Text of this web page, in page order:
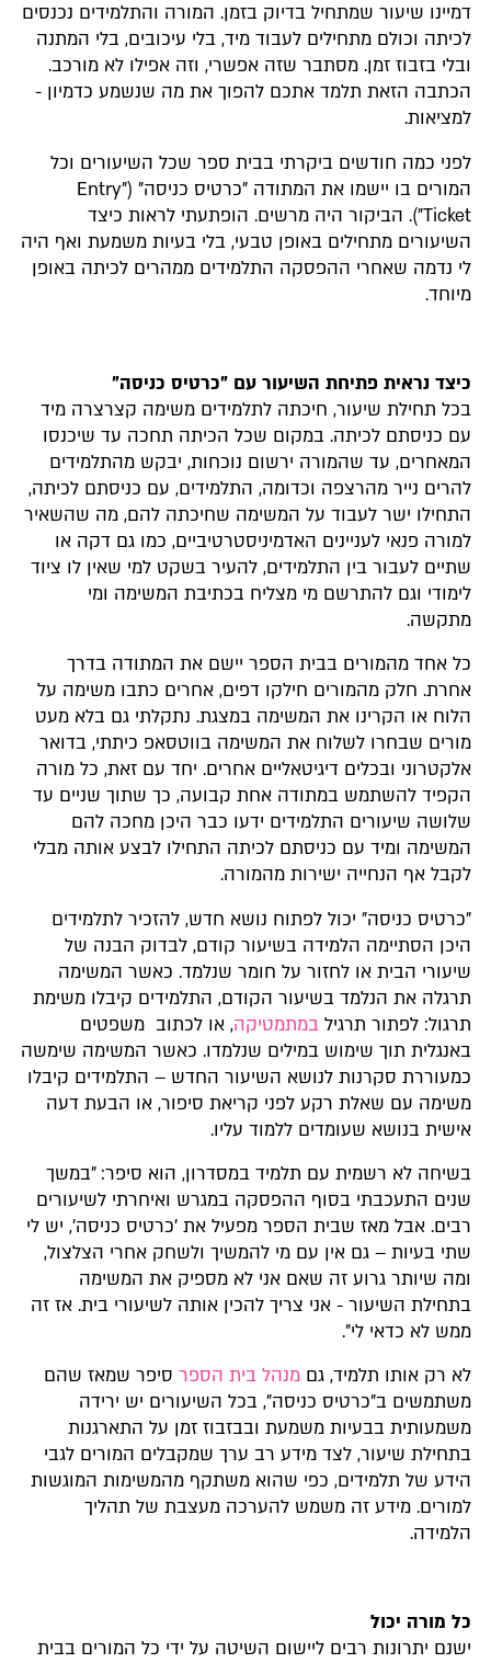
דמיינו שיעור שמתחיל בדיוק בזמן. המורה והתלמידים נכנסים
לכיתה וכולם מתחילים לעבוד מיד, בלי עיכובים, בלי המתנה
ובלי בזבוז זמן. מסתבר שזה אפשרי, וזה אפילו לא מורכב.
הכתבה הזאת תלמד אתכם להפוך את מה שנשמע כדמיון -
למציאות.
לפני כמה חודשים ביקרתי בבית ספר שכל השיעורים וכל
המורים בו יישמו את המתודה "כרטיס כניסה" ("Entry
Ticket"). הביקור היה מרשים. הופתעתי לראות כיצד
השיעורים מתחילים באופן טבעי, בלי בעיות משמעת ואף היה
לי נדמה שאחרי ההפסקה התלמידים ממהרים לכיתה באופן
מיוחד.
כיצד נראית פתיחת השיעור עם "כרטיס כניסה"
בכל תחילת שיעור, חיכתה לתלמידים משימה קצרצרה מיד
עם כניסתם לכיתה. במקום שכל הכיתה תחכה עד שיכנסו
המאחרים, עד שהמורה ירשום נוכחות, יבקש מהתלמידים
להרים נייר מהרצפה וכדומה, התלמידים, עם כניסתם לכיתה,
התחילו ישר לעבוד על המשימה שחיכתה להם, מה שהשאיר
למורה פנאי לעניינים האדמיניסטרטיביים, כמו גם דקה או
שתיים לעבור בין התלמידים, להעיר בשקט למי שאין לו ציוד
לימודי וגם להתרשם מי מצליח בכתיבת המשימה ומי
מתקשה.
כל אחד מהמורים בבית הספר יישם את המתודה בדרך
אחרת. חלק מהמורים חילקו דפים, אחרים כתבו משימה על
הלוח או הקרינו את המשימה במצגת. נתקלתי גם בלא מעט
מורים שבחרו לשלוח את המשימה בווטסאפ כיתתי, בדואר
אלקטרוני ובכלים דיגיטאליים אחרים. יחד עם זאת, כל מורה
הקפיד להשתמש במתודה אחת קבועה, כך שתוך שניים עד
שלושה שיעורים התלמידים ידעו כבר היכן מחכה להם
המשימה ומיד עם כניסתם לכיתה התחילו לבצע אותה מבלי
לקבל אף הנחייה ישירות מהמורה.
"כרטיס כניסה" יכול לפתוח נושא חדש, להזכיר לתלמידים
היכן הסתיימה הלמידה בשיעור קודם, לבדוק הבנה של
שיעורי הבית או לחזור על חומר שנלמד. כאשר המשימה
תרגלה את הנלמד בשיעור הקודם, התלמידים קיבלו משימת
תרגול: לפתור תרגיל במתמטיקה, או לכתוב משפטים
באנגלית תוך שימוש במילים שנלמדו. כאשר המשימה שימשה
כמעוררת סקרנות לנושא השיעור החדש – התלמידים קיבלו
משימה עם שאלת רקע לפני קריאת סיפור, או הבעת דעה
אישית בנושא שעומדים ללמוד עליו.
בשיחה לא רשמית עם תלמיד במסדרון, הוא סיפר: "במשך
שנים התעכבתי בסוף ההפסקה במגרש ואיחרתי לשיעורים
רבים. אבל מאז שבית הספר מפעיל את 'כרטיס כניסה', יש לי
שתי בעיות – גם אין עם מי להמשיך ולשחק אחרי הצלצול,
ומה שיותר גרוע זה שאם אני לא מספיק את המשימה
בתחילת השיעור - אני צריך להכין אותה לשיעורי בית. אז זה
ממש לא כדאי לי".
לא רק אותו תלמיד, גם מנהל בית הספרסיפר שמאז שהם
משתמשים ב"כרטיס כניסה", בכל השיעורים יש ירידה
משמעותית בבעיות משמעת ובבזבוז זמן על התארגנות
בתחילת שיעור, לצד מידע רב ערך שמקבלים המורים לגבי
הידע של תלמידים, כפי שהוא משתקף מהמשימות המוגשות
למורים. מידע זה משמש להערכה מעצבת של תהליך
הלמידה.
כל מורה יכול
ישנם יתרונות רבים ליישום השיטה על ידי כל המורים בבית